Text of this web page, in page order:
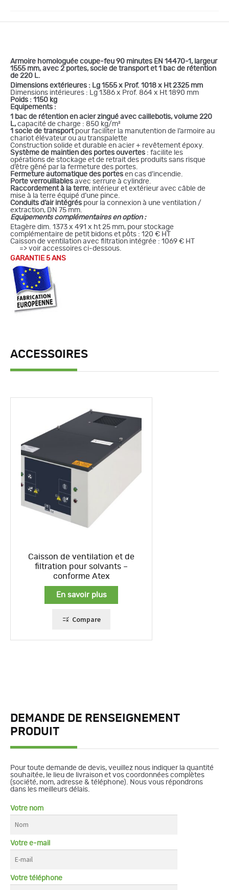
Armoire homologuée coupe-feu 90 minutes EN 14470-1, largeur
1555 mm, avec 2 portes, socle de transport et 1 bac de rétention
de 220 L.
Dimensions extérieures : Lg 1555 x Prof. 1018 x Ht 2325 mm
Dimensions intérieures : Lg 1386 x Prof. 864 x Ht 1890 mm
Poids : 1150 kg
Equipements :
1 bac de rétention en acier zingué avec caillebotis, volume 220
L, capacité de charge : 850 kg/m²
1 socle de transport pour faciliter la manutention de l’armoire au
chariot élévateur ou au transpalette
Construction solide et durable en acier + revêtement époxy.
Système de maintien des portes ouvertes : facilite les
opérations de stockage et de retrait des produits sans risque
d’être gêné par la fermeture des portes.
Fermeture automatique des portes en cas d’incendie.
Porte verrouillables avec serrure à cylindre.
Raccordement à la terre, intérieur et extérieur avec câble de
mise à la terre équipé d’une pince.
Conduits d’air intégrés pour la connexion à une ventilation /
extraction, DN 75 mm.
Equipements complémentaires en option :
Etagère dim. 1373 x 491 x ht 25 mm, pour stockage
complémentaire de petit bidons et pôts : 120 € HT
Caisson de ventilation avec filtration intégrée : 1069 € HT
=> voir accessoires ci-dessous.
GARANTIE 5 ANS
ACCESSOIRES
Caisson de ventilation et de
filtration pour solvants –
conforme Atex
En savoir plus
Compare
DEMANDE DE RENSEIGNEMENT
PRODUIT
Pour toute demande de devis, veuillez nous indiquer la quantité
souhaitée, le lieu de livraison et vos coordonnées complètes
(société, nom, adresse & téléphone). Nous vous répondrons
dans les meilleurs délais.
Votre nom
Votre e-mail
Votre téléphone